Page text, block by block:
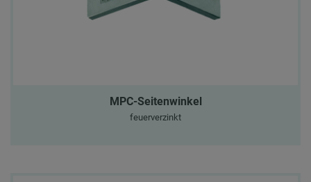
MPC-Seitenwinkel
feuerverzinkt